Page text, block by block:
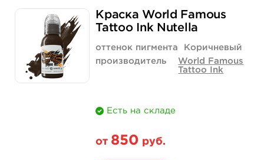
Количество
1 000 руб.
купить
1 500 руб.
купить
Краска World Famous
Tattoo Ink Nutella
оттенок пигмента
Коричневый
производитель
World Famous
Tattoo Ink
Есть на складе
от 850 руб.